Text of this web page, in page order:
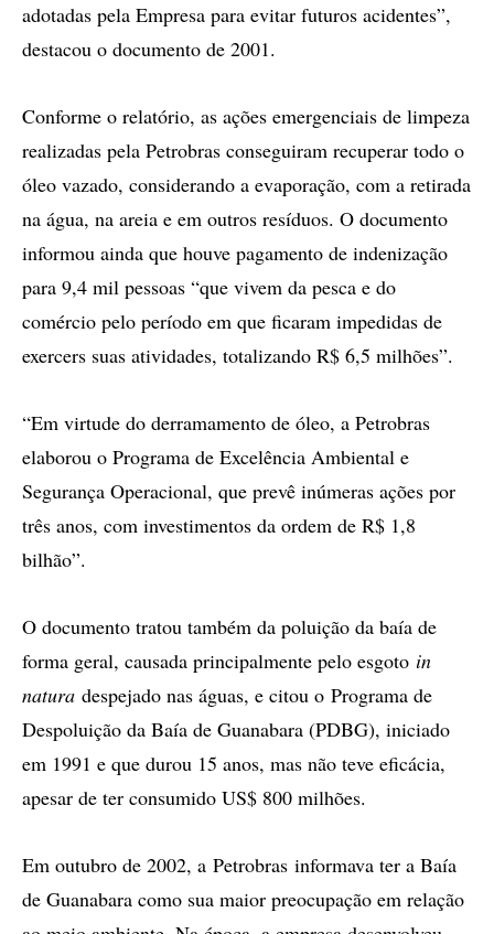
adotadas pela Empresa para evitar futuros acidentes”,
destacou o documento de 2001.
Conforme o relatório, as ações emergenciais de limpeza
realizadas pela Petrobras conseguiram recuperar todo o
óleo vazado, considerando a evaporação, com a retirada
na água, na areia e em outros resíduos. O documento
informou ainda que houve pagamento de indenização
para 9,4 mil pessoas “que vivem da pesca e do
comércio pelo período em que ficaram impedidas de
exercers suas atividades, totalizando R$ 6,5 milhões”.
“Em virtude do derramamento de óleo, a Petrobras
elaborou o Programa de Excelência Ambiental e
Segurança Operacional, que prevê inúmeras ações por
três anos, com investimentos da ordem de R$ 1,8
bilhão”.
O documento tratou também da poluição da baía de
forma geral, causada principalmente pelo esgoto in
natura despejado nas águas, e citou o Programa de
Despoluição da Baía de Guanabara (PDBG), iniciado
em 1991 e que durou 15 anos, mas não teve eficácia,
apesar de ter consumido US$ 800 milhões.
Em outubro de 2002, a Petrobras informava ter a Baía
de Guanabara como sua maior preocupação em relação